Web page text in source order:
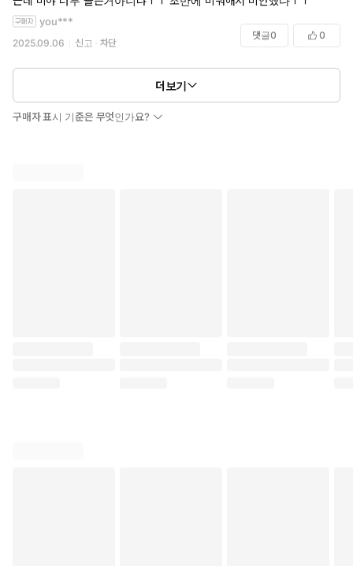
you***
2025.09.06 신고 차단
댓글0 0
더보기
구매자 표시 기준은 무엇인가요?